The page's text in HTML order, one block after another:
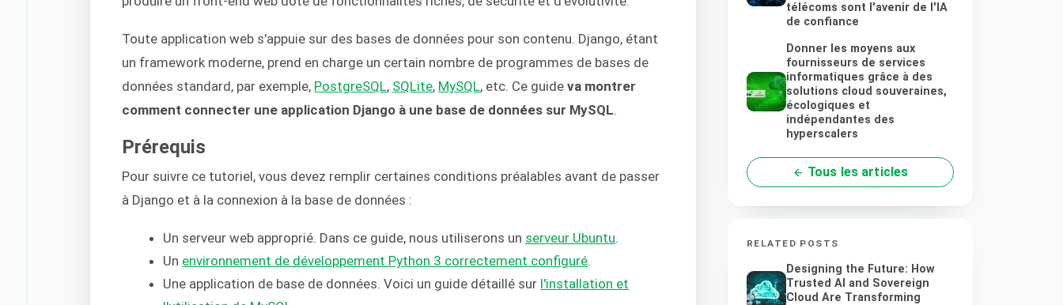
Toute application web s'appuie sur des bases de données pour son contenu. Django, étant
un framework moderne, prend en charge un certain nombre de programmes de bases de
données standard, par exemple, PostgreSQL, SQLite, MySQL, etc. Ce guideva montrer
comment connecter une application Django à une base de données sur MySQL
Prérequis
Pour suivre ce tutoriel, vous devez remplir certaines conditions préalables avant de passer
à Django et à la connexion à la base de données :
Un serveur web approprié. Dans ce guide, nous utiliserons un serveur Ubuntu
Un environnement de développement Python 3 correctement configuré
Une application de base de données. Voici un guide détaillé sur l'installation et
télécoms sont l'avenir de l'IA
de confiance
Donner les moyens aux
fournisseurs de services
informatiques grâce à des
solutions cloud souveraines,
écologiques et
indépendantes des
hyperscalers
Tous les articles
RELATED POSTS
Designing the Future: How
Trusted AI and Sovereign
Cloud Are Transforming